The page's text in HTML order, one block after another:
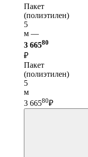
Пакет
(полиэтилен)
5
м —
3 66580
₽
Пакет
(полиэтилен)
5
м
3 66580₽